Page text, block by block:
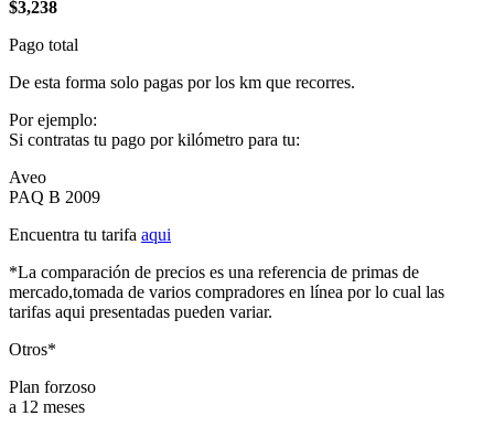
$3,238
Pago total
De esta forma solo pagas por los km que recorres.
Por ejemplo:
Si contratas tu pago por kilómetro para tu:
Aveo
PAQ B 2009
Encuentra tu tarifa aqui
*La comparación de precios es una referencia de primas de
mercado,tomada de varios compradores en línea por lo cual las
tarifas aqui presentadas pueden variar.
Otros*
Plan forzoso
a 12 meses